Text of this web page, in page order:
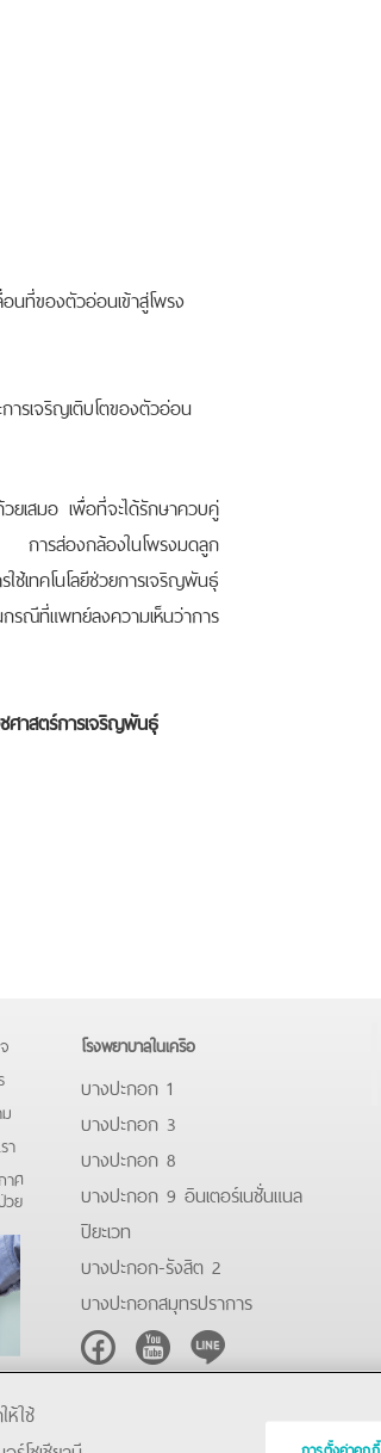
นที่ของตัวอ่อนเข้าสู่โพรง
ารเจริญเติบโตของตัวอ่อน
เสมอ เพื่อที่จะได้รักษาควบคู่
รส่องกล้องในโพรงมดลูก
ทคโนโลยีช่วยการเจริญพันธุ์
รณีที่แพทย์ลงความเห็นว่าการ
าสตร์การเจริญพันธุ์
า
าศ
ย
โรงพยาบาลในเครือ
บางปะกอก 1
บางปะกอก 3
บางปะกอก 8
บางปะกอก 9 อินเตอร์เนชั่นแนล
ปิยะเวท
บางปะกอก-รังสิต 2
บางปะกอกสมุทรปราการ
FacebookYoutubeLine
ห้ใช้
การตั้งค่าคุกกี้